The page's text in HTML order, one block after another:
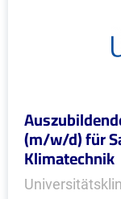
(m/w/d) für
Klimatechnik